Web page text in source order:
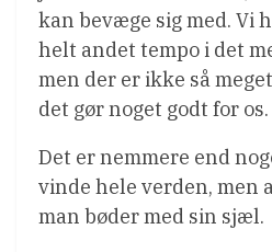
kan bevæge sig med. Vi
helt andet tempo i det
men der er ikke så
det gør noget godt for os.
Det er nemmere end
vinde hele verden, men
man bøder med sin sjæl.